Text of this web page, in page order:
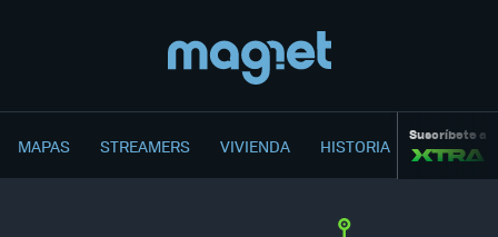
MAPAS STREAMERS VIVIENDA HISTORIA Suscríbete a